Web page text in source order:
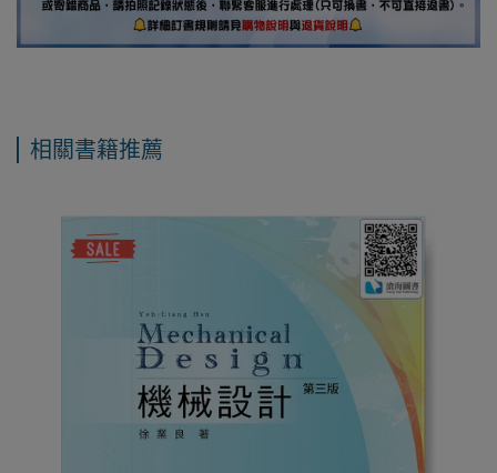
相關書籍推薦